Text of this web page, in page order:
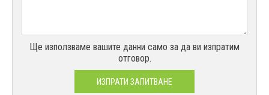
Ще използваме вашите данни само за да ви изпратим
отговор.
ИЗПРАТИ ЗАПИТВАНЕ